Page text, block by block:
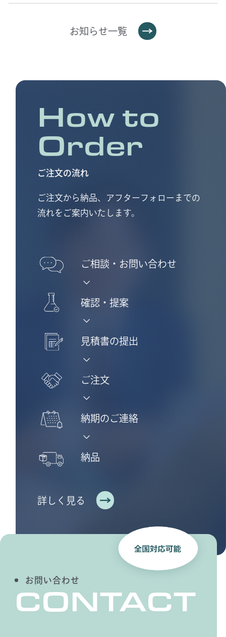
お知らせ一覧
How to
Order
ご注文の流れ
ご注文から納品、アフターフォローまでの
流れをご案内いたします。
ご相談・ お問い合わせ
確認・提案
見積書の提出
ご注文
納期のご連絡
納品
詳しく見る
お問い合わせ
CONTACT